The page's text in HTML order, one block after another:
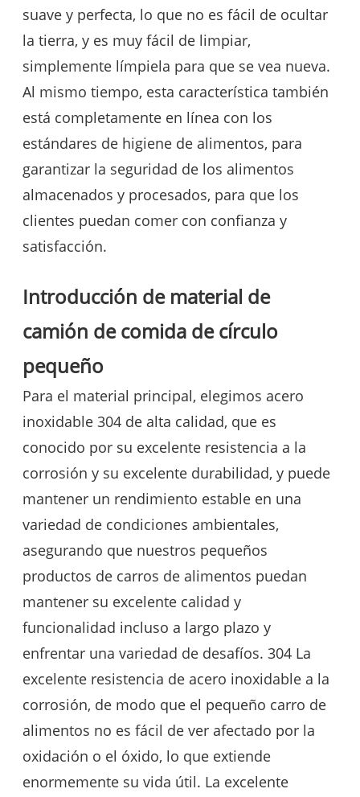
suave y perfecta, lo que no es fácil de ocultar
la tierra, y es muy fácil de limpiar,
simplemente límpiela para que se vea nueva.
Al mismo tiempo, esta característica también
está completamente en línea con los
estándares de higiene de alimentos, para
garantizar la seguridad de los alimentos
almacenados y procesados, para que los
clientes puedan comer con confianza y
satisfacción.
Introducción de material de
camión de comida de círculo
pequeño
Para el material principal, elegimos acero
inoxidable 304 de alta calidad, que es
conocido por su excelente resistencia a la
corrosión y su excelente durabilidad, y puede
mantener un rendimiento estable en una
variedad de condiciones ambientales,
asegurando que nuestros pequeños
productos de carros de alimentos puedan
mantener su excelente calidad y
funcionalidad incluso a largo plazo y
enfrentar una variedad de desafíos. 304 La
excelente resistencia de acero inoxidable a la
corrosión, de modo que el pequeño carro de
alimentos no es fácil de ver afectado por la
oxidación o el óxido, lo que extiende
enormemente su vida útil. La excelente